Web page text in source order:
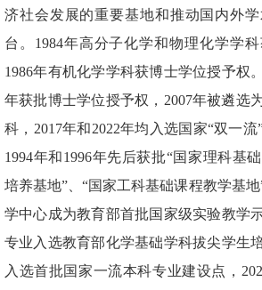
济社会发展的重要基地和推动国内外
台。1984年高分子化学和物理化学学
1986年有机化学学科获博士学位授予权
年获批博士学位授予权，2007年被遴选
科，2017年和2022年均入选国家“双一
1994年和1996年先后获批“国家理科基
培养基地”、“国家工科基础课程教学基
学中心成为教育部首批国家级实验教学
专业入选教育部化学基础学科拔尖学生
入选首批国家一流本科专业建设点，